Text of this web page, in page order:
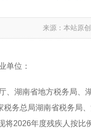
来源：本站原
单位：
、湖南省地方税务局、
税务总局湖南省税务局
将2026年度残疾人按比